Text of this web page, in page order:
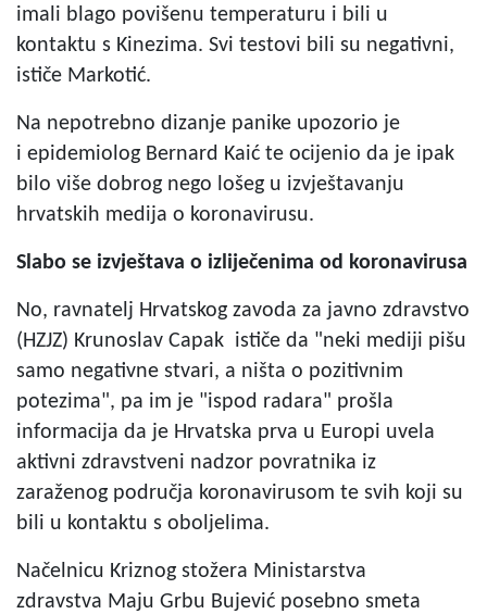
imali blago povišenu temperaturu i bili u
kontaktu s Kinezima. Svi testovi bili su negativni,
ističe Markotić.
Na nepotrebno dizanje panike upozorio je
i epidemiolog Bernard Kaić te ocijenio da je ipak
bilo više dobrog nego lošeg u izvještavanju
hrvatskih medija o koronavirusu.
Slabo se izvještava o izliječenima od koronavirusa
No, ravnatelj Hrvatskog zavoda za javno zdravstvo
(HZJZ) Krunoslav Capak ističe da "neki mediji pišu
samo negativne stvari, a ništa o pozitivnim
potezima", pa im je "ispod radara" prošla
informacija da je Hrvatska prva u Europi uvela
aktivni zdravstveni nadzor povratnika iz
zaraženog područja koronavirusom te svih koji su
bili u kontaktu s oboljelima.
Načelnicu Kriznog stožera Ministarstva
zdravstva Maju Grbu Bujević posebno smeta